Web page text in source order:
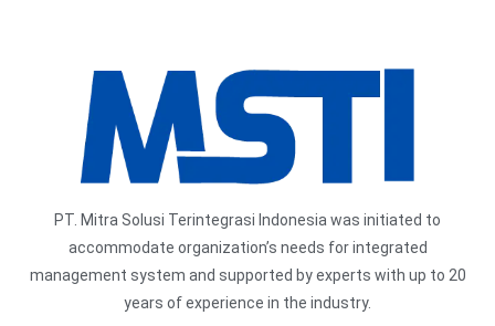
PT. Mitra Solusi Terintegrasi Indonesia was initiated to
accommodate organization’s needs for integrated
management system and supported by experts with up to 20
years of experience in the industry.